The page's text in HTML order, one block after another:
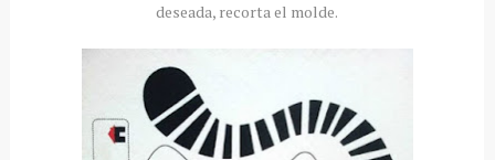
deseada, recorta el molde.